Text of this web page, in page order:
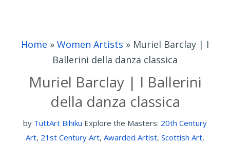
Home » Women Artists » Muriel Barclay | I
Ballerini della danza classica
Muriel Barclay | I Ballerini
della danza classica
by TuttArt Bihiku Explore the Masters: 20th Century
Art, 21st Century Art, Awarded Artist, Scottish Art,